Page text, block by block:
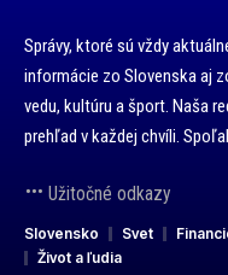
Správy, ktoré sú vždy
informácie zo Slovenska aj
vedu, kultúru a šport. Naša
prehľad v každej chvíli.
Užitočné odkazy
Slovensko Svet
Život a ľudia